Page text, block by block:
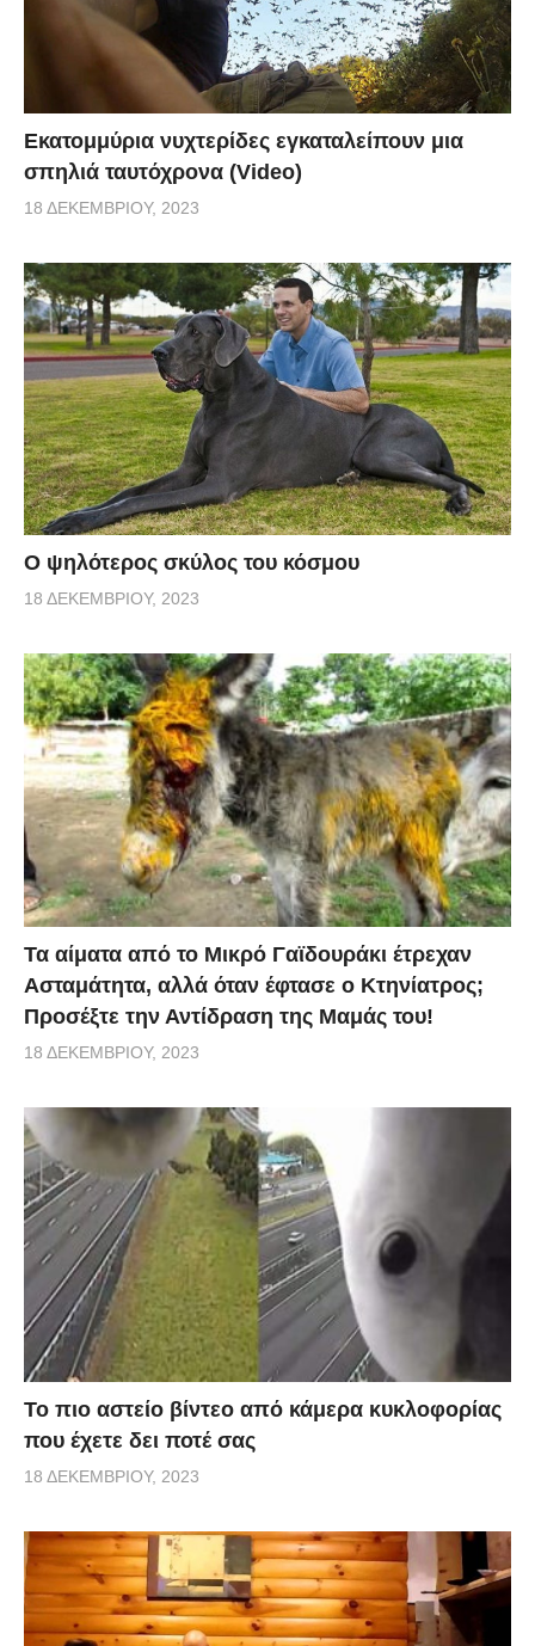
Εκατομμύρια νυχτερίδες εγκαταλείπουν μια
σπηλιά ταυτόχρονα (Video)
18 ΔΕΚΕΜΒΡΊΟΥ, 2023
Ο ψηλότερος σκύλος του κόσμου
18 ΔΕΚΕΜΒΡΊΟΥ, 2023
Τα αίματα από το Μικρό Γαϊδουράκι έτρεχαν
Ασταμάτητα, αλλά όταν έφτασε ο Κτηνίατρος;
Προσέξτε την Αντίδραση της Μαμάς του!
18 ΔΕΚΕΜΒΡΊΟΥ, 2023
Το πιο αστείο βίντεο από κάμερα κυκλοφορίας
που έχετε δει ποτέ σας
18 ΔΕΚΕΜΒΡΊΟΥ, 2023